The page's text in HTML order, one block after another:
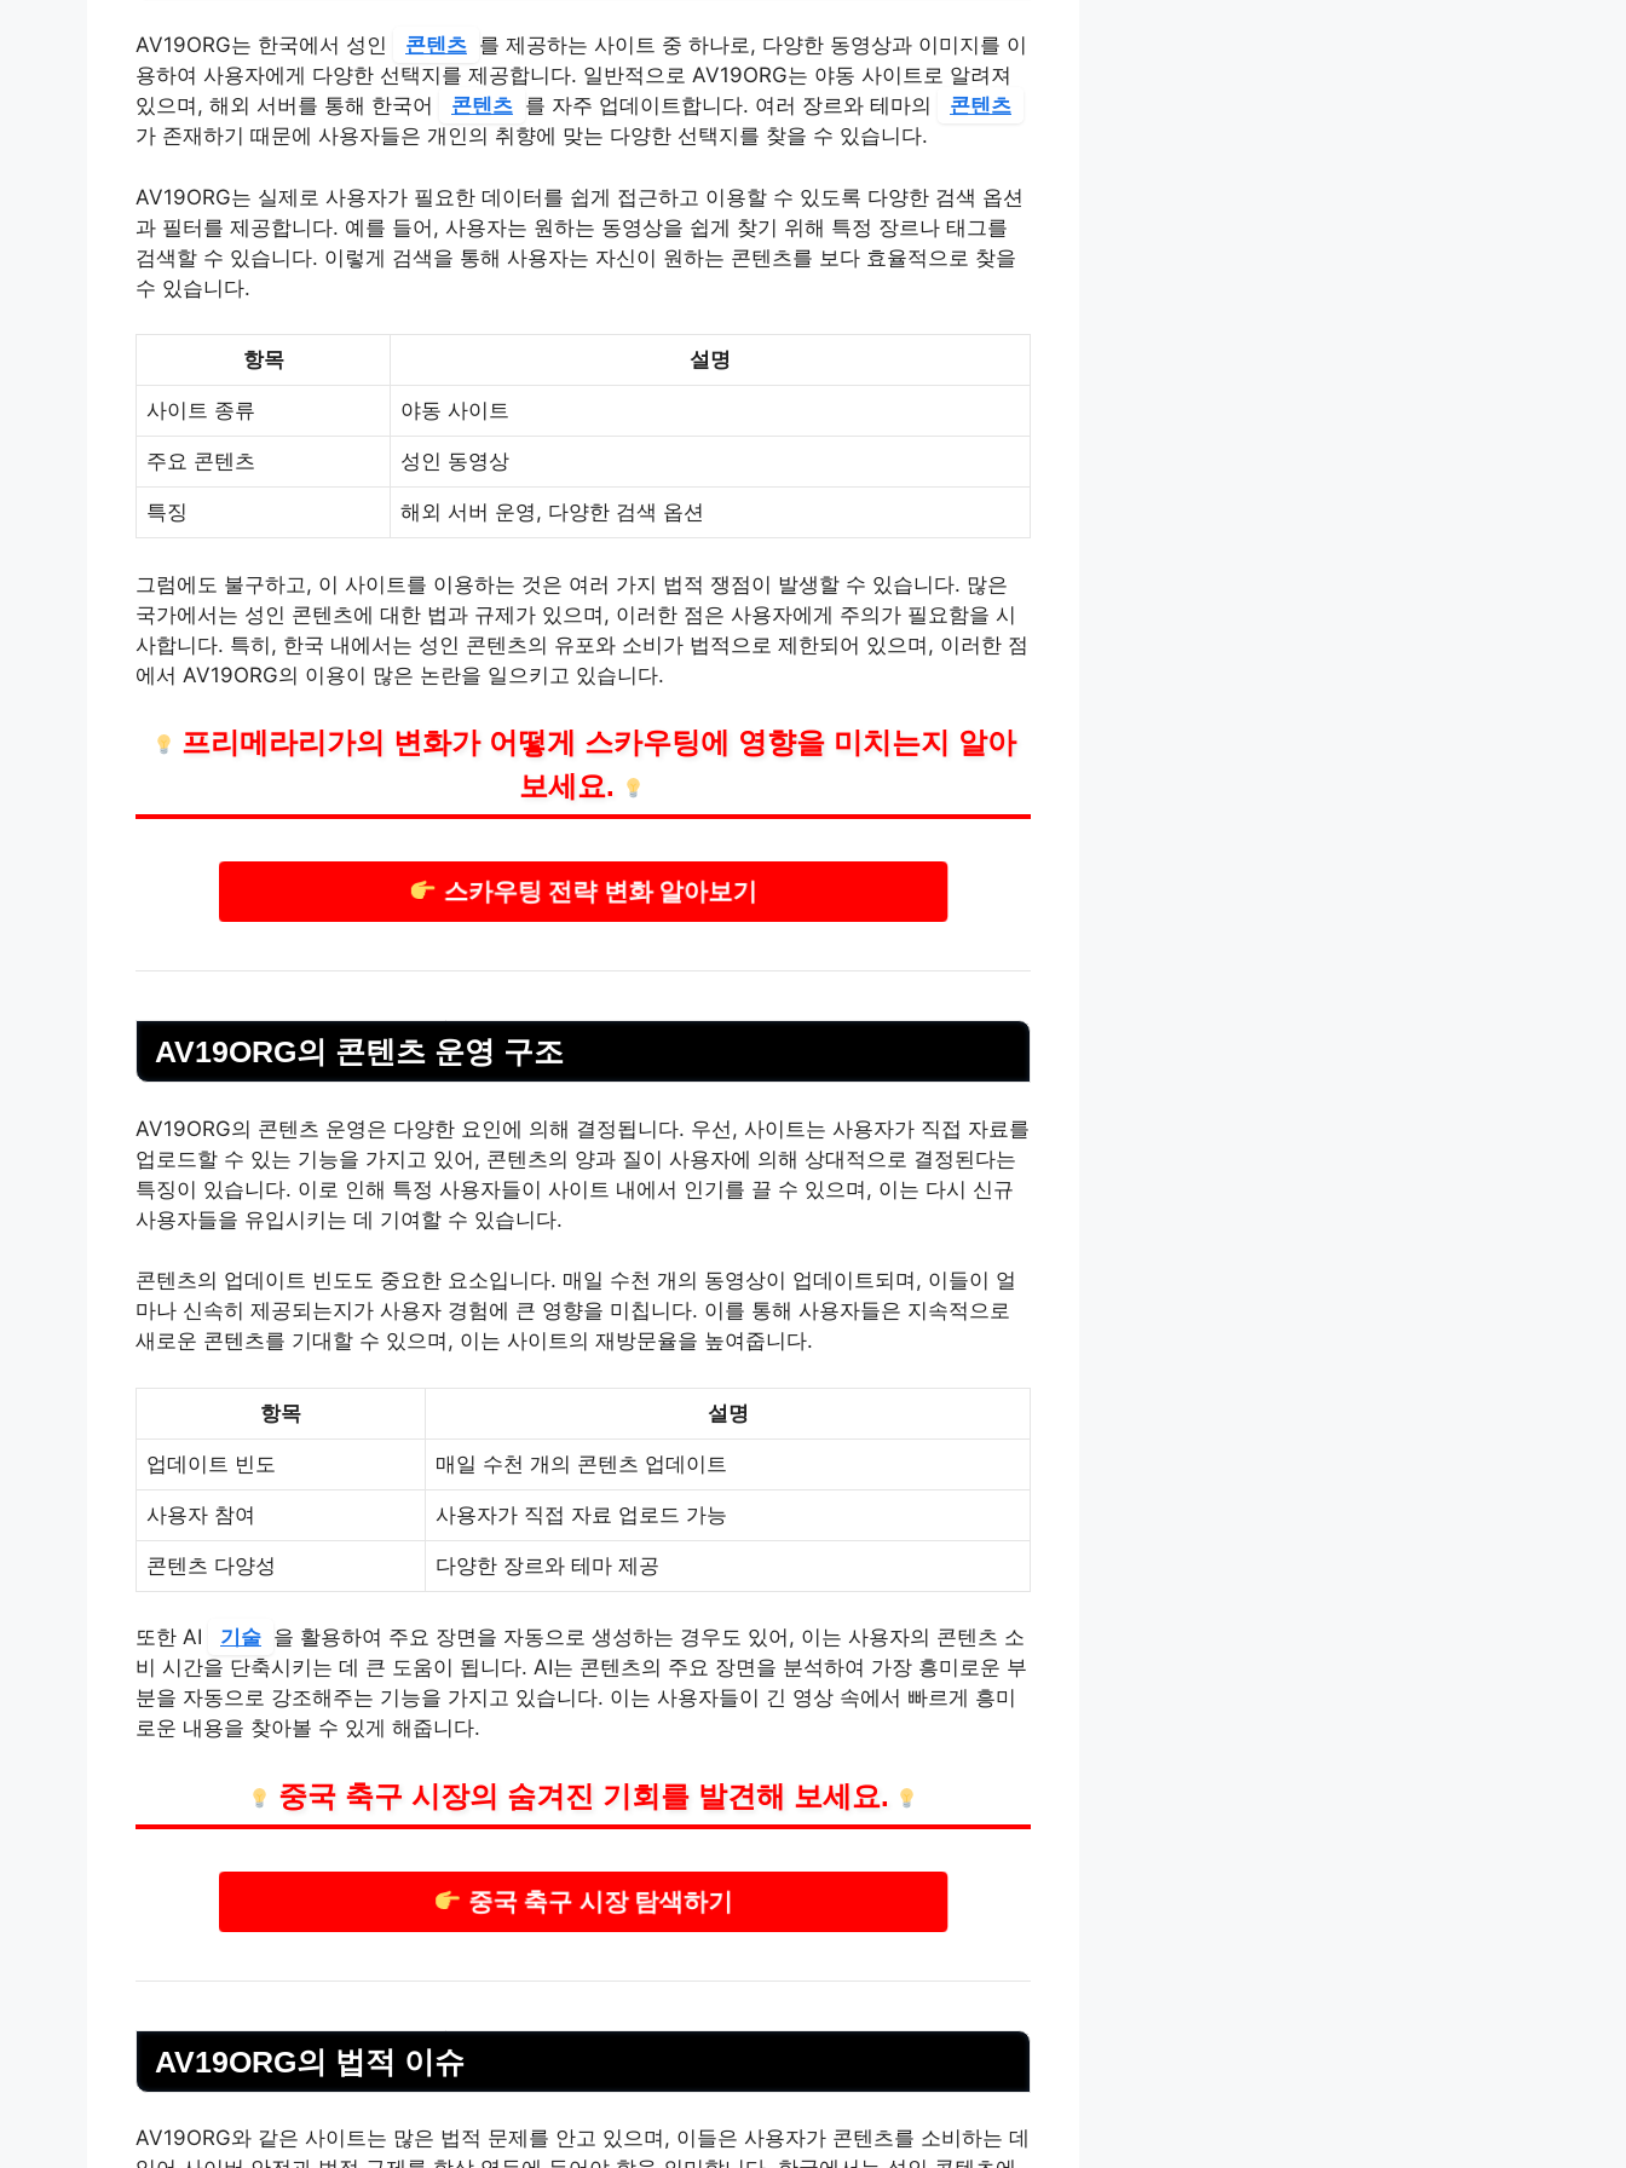
AV19ORG는 한국에서 성인 콘텐츠 를 제공하는 사이트 중 하나로, 다양한 동영상과 이미지를 이
용하여 사용자에게 다양한 선택지를 제공합니다. 일반적으로 AV19ORG는 야동 사이트로 알려져
있으며, 해외 서버를 통해 한국어
콘텐츠 를 자주 업데이트합니다. 여러 장르와 테마의
콘텐츠
가 존재하기 때문에 사용자들은 개인의 취향에 맞는 다양한 선택지를 찾을 수 있습니다.
AV19ORG는 실제로 사용자가 필요한 데이터를 쉽게 접근하고 이용할 수 있도록 다양한 검색 옵션
과 필터를 제공합니다. 예를 들어, 사용자는 원하는 동영상을 쉽게 찾기 위해 특정 장르나 태그를
검색할 수 있습니다. 이렇게 검색을 통해 사용자는 자신이 원하는 콘텐츠를 보다 효율적으로 찾을
수 있습니다.
항목 설명
사이트 종류 야동 사이트
주요 콘텐츠 성인 동영상
특징 해외 서버 운영, 다양한 검색 옵션
그럼에도 불구하고, 이 사이트를 이용하는 것은 여러 가지 법적 쟁점이 발생할 수 있습니다. 많은
국가에서는 성인 콘텐츠에 대한 법과 규제가 있으며, 이러한 점은 사용자에게 주의가 필요함을 시
사합니다. 특히, 한국 내에서는 성인 콘텐츠의 유포와 소비가 법적으로 제한되어 있으며, 이러한 점
에서 AV19ORG의 이용이 많은 논란을 일으키고 있습니다.
프리메라리가의 변화가 어떻게 스카우팅에 영향을 미치는지 알아
보세요.
스카우팅 전략 변화 알아보기
AV19ORG의 콘텐츠 운영 구조
AV19ORG의 콘텐츠 운영은 다양한 요인에 의해 결정됩니다. 우선, 사이트는 사용자가 직접 자료를
업로드할 수 있는 기능을 가지고 있어, 콘텐츠의 양과 질이 사용자에 의해 상대적으로 결정된다는
특징이 있습니다. 이로 인해 특정 사용자들이 사이트 내에서 인기를 끌 수 있으며, 이는 다시 신규
사용자들을 유입시키는 데 기여할 수 있습니다.
콘텐츠의 업데이트 빈도도 중요한 요소입니다. 매일 수천 개의 동영상이 업데이트되며, 이들이 얼
마나 신속히 제공되는지가 사용자 경험에 큰 영향을 미칩니다. 이를 통해 사용자들은 지속적으로
새로운 콘텐츠를 기대할 수 있으며, 이는 사이트의 재방문율을 높여줍니다.
항목 설명
업데이트 빈도 매일 수천 개의 콘텐츠 업데이트
사용자 참여 사용자가 직접 자료 업로드 가능
콘텐츠 다양성 다양한 장르와 테마 제공
또한 AI 기술 을 활용하여 주요 장면을 자동으로 생성하는 경우도 있어, 이는 사용자의 콘텐츠 소
비 시간을 단축시키는 데 큰 도움이 됩니다. AI는 콘텐츠의 주요 장면을 분석하여 가장 흥미로운 부
분을 자동으로 강조해주는 기능을 가지고 있습니다. 이는 사용자들이 긴 영상 속에서 빠르게 흥미
로운 내용을 찾아볼 수 있게 해줍니다.
중국 축구 시장의 숨겨진 기회를 발견해 보세요.
중국 축구 시장 탐색하기
AV19ORG의 법적 이슈
AV19ORG와 같은 사이트는 많은 법적 문제를 안고 있으며, 이들은 사용자가 콘텐츠를 소비하는 데